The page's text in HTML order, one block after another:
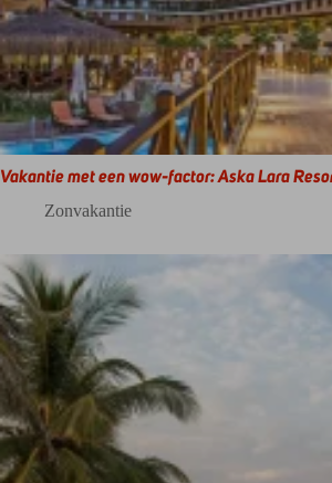
Vakantie met een wow-factor: Aska Lara
Zonvakantie